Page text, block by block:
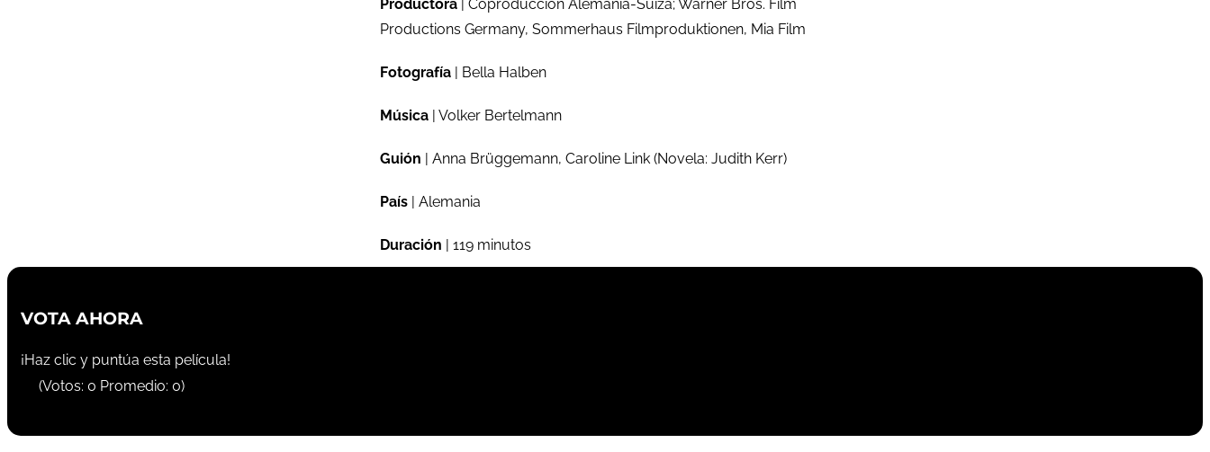
Productora | Coproducción Alemania-Suiza; Warner Bros. Film
Productions Germany, Sommerhaus Filmproduktionen, Mia Film
Fotografía | Bella Halben
Música | Volker Bertelmann
Guión | Anna Brüggemann, Caroline Link (Novela: Judith Kerr)
País | Alemania
Duración | 119 minutos
VOTA AHORA
¡Haz clic y puntúa esta película!
(Votos: 0 Promedio: 0)